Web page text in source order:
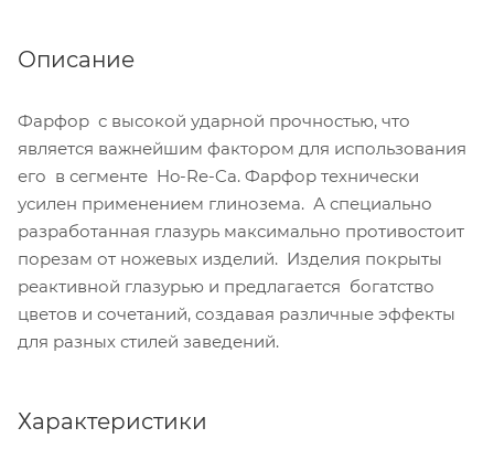
Описание
Фарфор с высокой ударной прочностью, что
является важнейшим фактором для использования
его в сегменте Ho-Re-Ca. Фарфор технически
усилен применением глинозема. А специально
разработанная глазурь максимально противостоит
порезам от ножевых изделий. Изделия покрыты
реактивной глазурью и предлагается богатство
цветов и сочетаний, создавая различные эффекты
для разных стилей заведений.
Характеристики